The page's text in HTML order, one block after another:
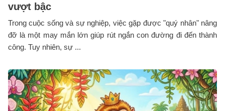
vượt bậc
Trong cuộc sống và sự nghiệp, việc gặp được "quý nhân" nâng
đỡ là một may mắn lớn giúp rút ngắn con đường đi đến thành
công. Tuy nhiên, sự ...